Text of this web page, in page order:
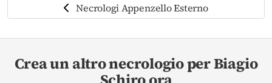
Necrologi Appenzello Esterno
Crea un altro necrologio per Biagio